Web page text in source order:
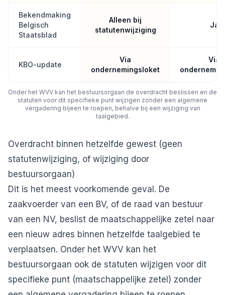
Bekendmaking
Belgisch
Staatsblad
Alleen bij
statutenwijziging
Ja
KBO-update
Via
ondernemingsloket
Via
Onder het WVV kan het bestuursorgaan de overdracht beslissen en de
statuten voor dit specifieke punt wijzigen zonder een algemene
vergadering bijeen te roepen, behalve bij een wijziging van
taalgebied.
Overdracht binnen hetzelfde gewest (geen
statutenwijziging, of wijziging door
bestuursorgaan)
Dit is het meest voorkomende geval. De
zaakvoerder van een BV, of de raad van bestuur
van een NV, beslist de maatschappelijke zetel naar
een nieuw adres binnen hetzelfde taalgebied te
verplaatsen. Onder het WVV kan het
bestuursorgaan ook de statuten wijzigen voor dit
specifieke punt (maatschappelijke zetel) zonder